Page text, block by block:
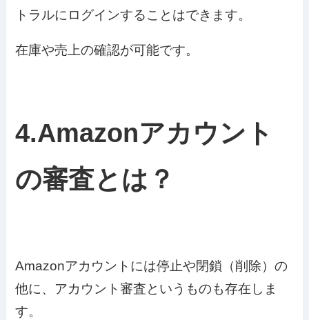
トラルにログインすることはできます。
在庫や売上の確認が可能です。
4.Amazonアカウント
の審査とは？
Amazonアカウントには停止や閉鎖（削除）の
他に、アカウント審査というものも存在しま
す。